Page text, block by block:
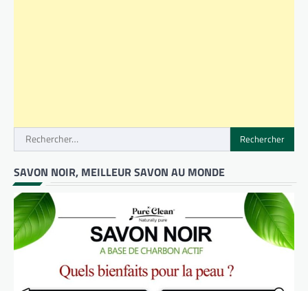
Rechercher :
SAVON NOIR, MEILLEUR SAVON AU MONDE